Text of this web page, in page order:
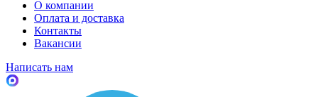
О компании
Оплата и доставка
Контакты
Вакансии
Написать нам